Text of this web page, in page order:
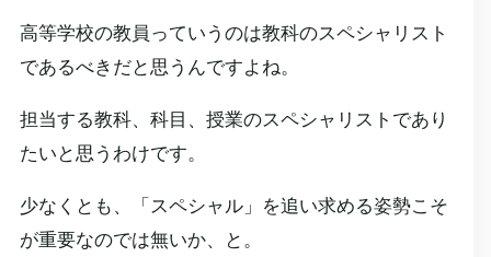
高等学校の教員っていうのは教科のスペシャリスト
であるべきだと思うんですよね。
担当する教科、科目、授業のスペシャリストであり
たいと思うわけです。
少なくとも、「スペシャル」を追い求める姿勢こそ
が重要なのでは無いか、と。